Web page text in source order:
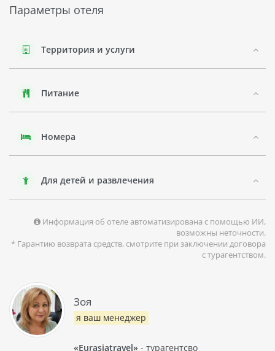
поэтому гости могут насладиться красотами этого
EXCEL ROMA MONTEMARIO - идеальное место для тех, кто
хочет сочетать активный досуг с лечением и
Параметры отеля
Территория и услуги
Питание
Номера
Для детей и развлечения
Информация об отеле автоматизирована с помощью ИИ,
возможны неточности.
* Гарантию возврата средств, смотрите при заключении договора
с турагентством.
Зоя
я ваш менеджер
«Eurasiatravel» - турагентсво